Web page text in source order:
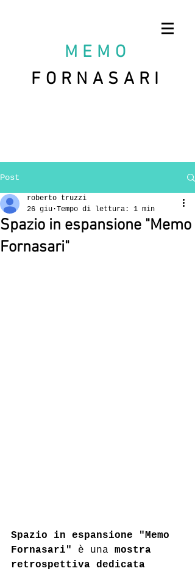
MEMO
FORNASARI
Post
Spazio in espansione "Memo
Fornasari"
roberto truzzi
26 giu Tempo di lettura: 1 min
Spazio in espansione "Memo
Fornasari"
è una mostra
retrospettiva dedicata